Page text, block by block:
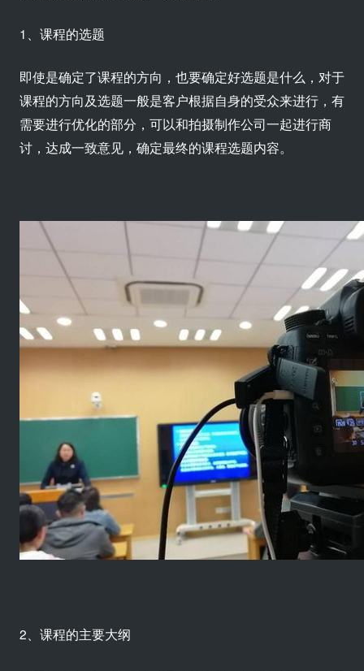
1、课程的选题
即使是确定了课程的方向，也要确定好选题是什么，对于
课程的方向及选题一般是客户根据自身的受众来进行，有
需要进行优化的部分，可以和拍摄制作公司一起进行商
讨，达成一致意见，确定最终的课程选题内容。
2、课程的主要大纲